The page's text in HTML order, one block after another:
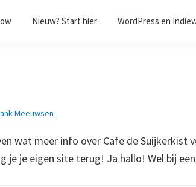
Nieuw? Start hier WordPress en
Meeuwsen
wat meer info over Cafe de Suijkerkist
je je eigen site terug! Ja hallo! Wel bij